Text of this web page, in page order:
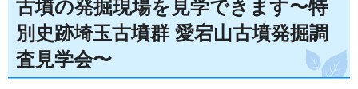
古墳の発掘現場を見学できます〜特
別史跡埼玉古墳群 愛宕山古墳発掘調
査見学会〜